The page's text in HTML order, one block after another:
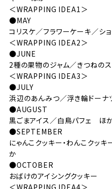
＜WRAPPING IDEA1＞
●MAY
コリスケ／フラワーケーキ／シ
＜WRAPPING IDEA2＞
●JUNE
2種の果物のジャム／きつねの
＜WRAPPING IDEA3＞
●JULY
浜辺のあんみつ／浮き輪ドー
●AUGUST
黒ごまアイス／白鳥パフェ ほ
●SEPTEMBER
にゃんこクッキー・わんこクッ
か
●OCTOBER
おばけのアイシングクッキー
＜WRAPPING IDEA4＞